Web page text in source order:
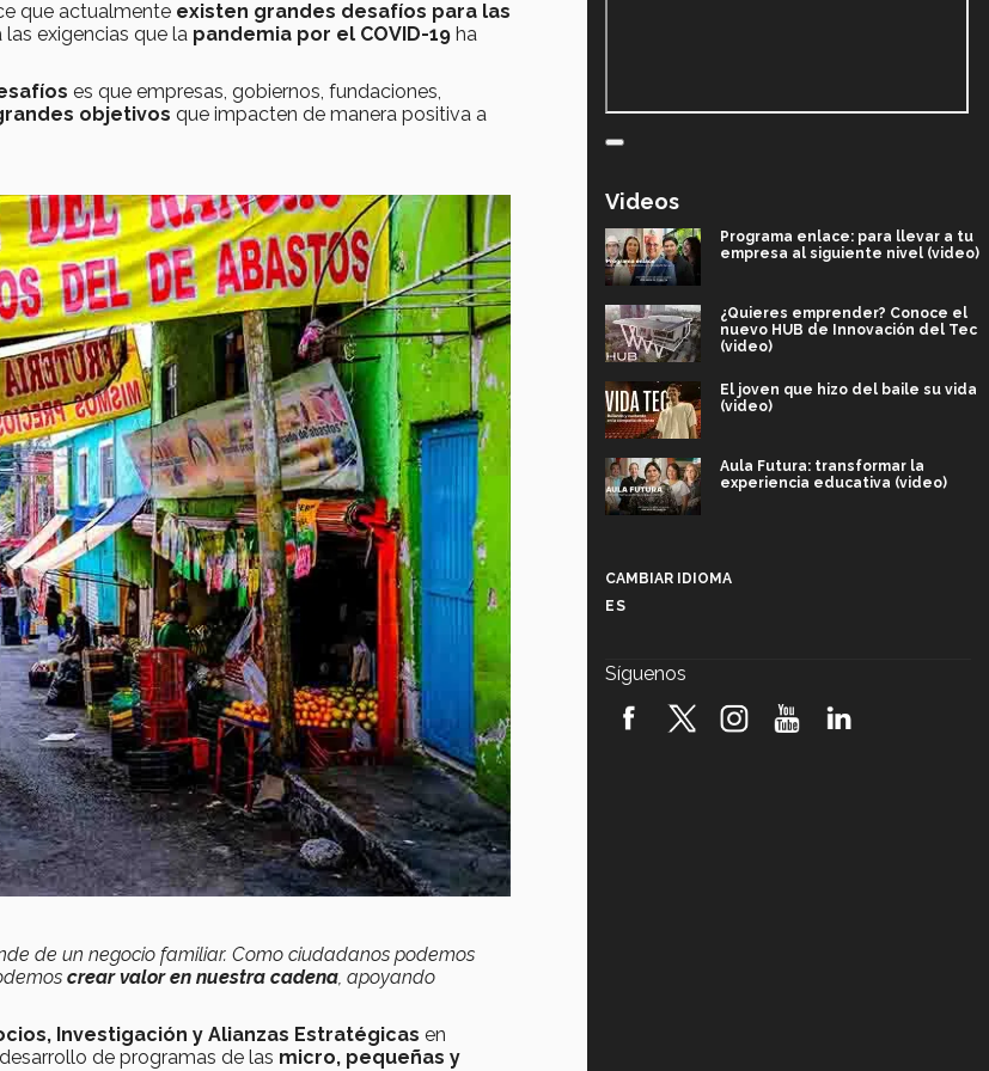
que actualmente existen grandes desafíos para las
exigencias que la pandemia por el COVID-19 ha
es que empresas, gobiernos, fundaciones,
objetivos que impacten de manera positiva a
de un negocio familiar. Como ciudadanos podemos
crear valor en nuestra cadena, apoyando
Investigación y Alianzas Estratégicas en
de programas de las micro, pequeñas y
Videos
Programa enlace: para llevar a tu
empresa al siguiente nivel (video)
¿Quieres emprender? Conoce el
nuevo HUB de Innovación del Tec
(video)
El joven que hizo del baile su vida
(video)
Aula Futura: transformar la
experiencia educativa (video)
robótica FIRST 2026! (video)
CAMBIAR IDIOMA
ES
Síguenos